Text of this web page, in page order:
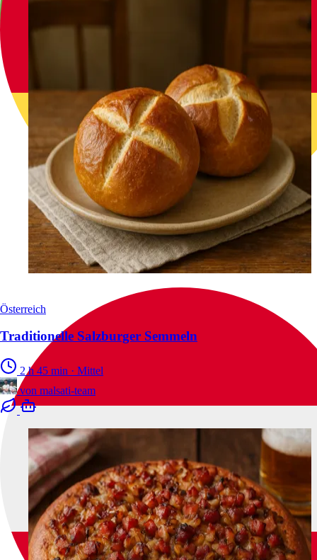
Österreich
Traditionelle Salzburger Semmeln
2 h 45 min · Mittel
von malsati-team